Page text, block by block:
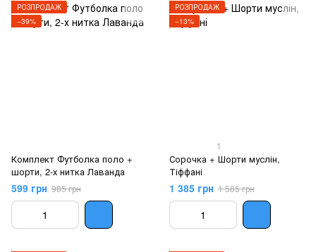
РОЗПРОДАЖ
−39%
Комплект Футболка поло +
шорти, 2-х нитка Лаванда
599 грн 985 грн
РОЗПРОДАЖ
−13%
1
Сорочка + Шорти муслін,
Тіффані
1 385 грн 1 585 грн